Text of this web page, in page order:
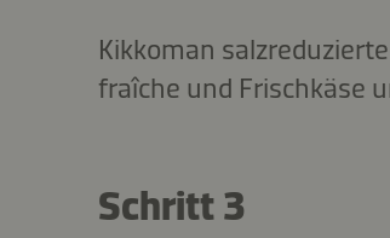
Kikkoman
fraîche und Frischkäse
Schritt 3